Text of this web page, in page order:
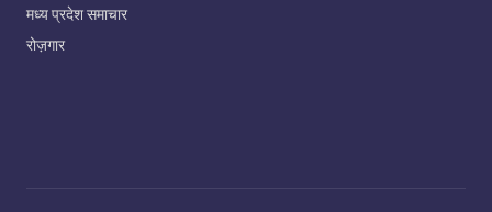
मध्य प्रदेश समाचार
रोज़गार